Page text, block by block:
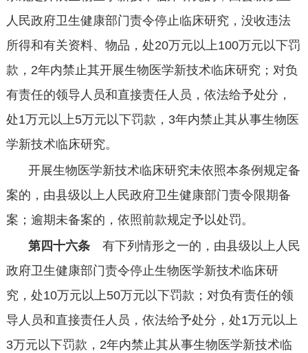
人民政府卫生健康部门责令停止临床研究，没收违法
所得和有关资料、物品，处20万元以上100万元以下罚
款， 2年内禁止其开展生物医学新技术临床研究；对负
有责任的领导人员和直接责任人员，依法给予处分，
处1万元以上5万元以下罚款， 3年内禁止其从事生物医
学新技术临床研究。
开展生物医学新技术临床研究未依照本条例规定备
案的，由县级以上人民政府卫生健康部门责令限期备
案；逾期未备案的，依照前款规定予以处罚。
第四十六条 有下列情形之一的，由县级以上人民
政府卫生健康部门责令停止生物医学新技术临床研
究，处10万元以上50万元以下罚款；对负有责任的领
导人员和直接责任人员，依法给予处分，处1万元以上
3万元以下罚款， 2年内禁止其从事生物医学新技术临